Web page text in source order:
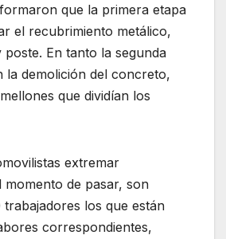
que la primera etapa
el recubrimiento metálico,
En tanto la segunda
la demolición del concreto,
que dividían los
extremar
momento de pasar, son
los que están
correspondientes,